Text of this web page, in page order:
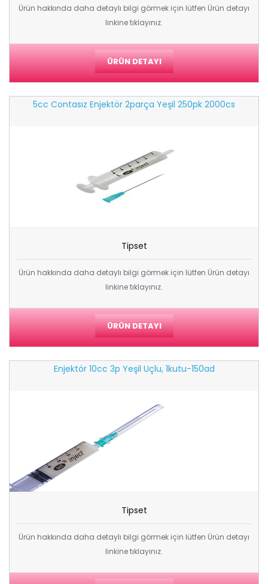
Ürün hakkında daha detaylı bilgi görmek için lütfen Ürün detayı
linkine tıklayınız.
ÜRÜN DETAYI
5cc Contasız Enjektör 2parça Yeşil 250pk 2000cs
Tipset
Ürün hakkında daha detaylı bilgi görmek için lütfen Ürün detayı
linkine tıklayınız.
ÜRÜN DETAYI
Enjektör 10cc 3p Yeşil Uçlu, 1kutu-150ad
Tipset
Ürün hakkında daha detaylı bilgi görmek için lütfen Ürün detayı
linkine tıklayınız.